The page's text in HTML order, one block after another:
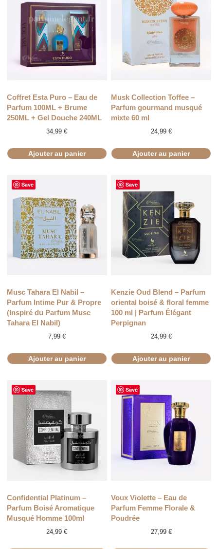
Coffret Esta Puro – Eau de
Parfum 100ML + Brume
250ML + Gel Douche 240ML
34,99€
Ajouter au panier
Musk Collection Toffee –
Parfum gourmand musqué
mixte 60 ml
24,99 €
Ajouter au panier
Save
Musc Tahara El Nabil –
Parfum Intime Pur & Propre
(Inspiré du Parfum Musc
Tahara El Nabil)
7,99 €
Ajouter au panier
Save
Kenzie Oud Blend – Parfum
oriental boisé & floral femme
100 ml | Parfum Élégant
Perpignan
24,99 €
Ajouter au panier
Save
Confidential Platinum –
Parfum Boisé Aromatique
Musqué Homme 100ml
24,99€
Save
Voux Violette – Eau de
Parfum Femme Florale &
Poudrée
27,99 €